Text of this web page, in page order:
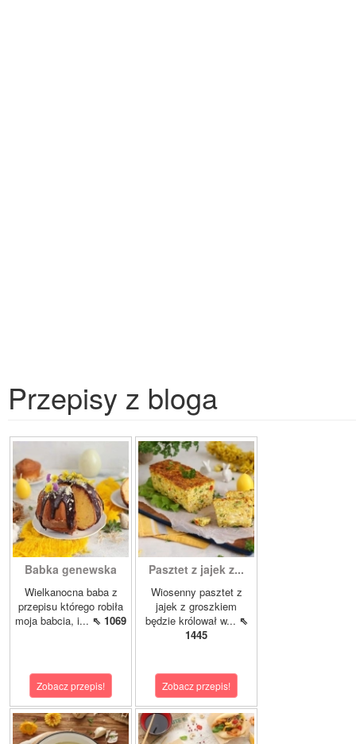
Przepisy z bloga
Babka genewska
Wielkanocna baba z
przepisu którego robiła
moja babcia, i... ⇖ 1069
Zobacz przepis!
Pasztet z jajek z...
Wiosenny pasztet z
jajek z groszkiem
będzie królował w... ⇖
1445
Zobacz przepis!